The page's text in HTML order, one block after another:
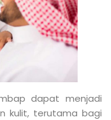
dapat menjadi
kulit, terutama bagi